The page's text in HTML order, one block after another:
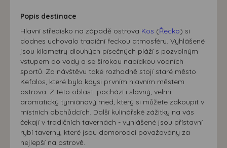
Popis destinace
Hlavní středisko na západě ostrova Kos (Řecko) si
dodnes uchovalo tradiční řeckou atmosféru. Vyhlášené
jsou kilometry dlouhých písečných pláží s pozvolným
vstupem do vody a se širokou nabídkou vodních
sportů. Za návštěvu také rozhodně stojí staré město
Kefalos, které bylo kdysi prvním hlavním městem
ostrova. Z této oblasti pochází i slavný, velmi
aromatický tymiánový med, který si můžete zakoupit v
místních obchůdcích. Další kulinářské zážitky na vás
čekají v tradičních tavernách - vyhlášené jsou přístavní
rybí taverny, které jsou domorodci považovány za
nejlepší na ostrově.